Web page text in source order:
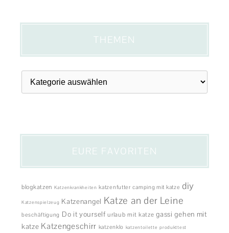
THEMEN
Themen
EURE FAVORITEN
blogkatzen Katzenkrankheiten katzenfutter camping mit katze diy
Katzenspielzeug Katzenangel Katze an der Leine
beschäftigung Do it yourself urlaub mit katze gassi gehen mit
katze Katzengeschirr katzenklo katzentoilette produkttest